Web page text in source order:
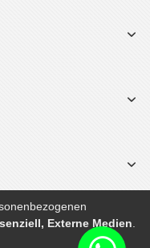
by SEO-Medienagentur
Externe Medien